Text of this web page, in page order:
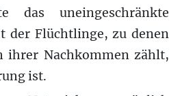
das uneingeschränkte
der Flüchtlinge, zu denen
ihrer Nachkommen zählt,
ist.